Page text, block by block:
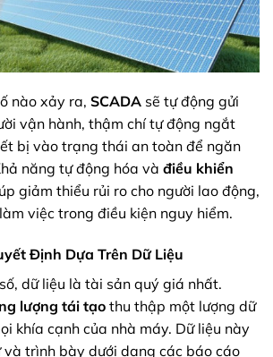
nào xảy ra, SCADA sẽ tự động gửi
vận hành, thậm chí tự động ngắt
bị vào trạng thái an toàn để ngăn
năng tự động hóa và điều khiển
giảm thiểu rủi ro cho người lao động,
việc trong điều kiện nguy hiểm.
Định Dựa Trên Dữ Liệu
dữ liệu là tài sản quý giá nhất.
lượng tái tạo thu thập một lượng dữ
khía cạnh của nhà máy. Dữ liệu này
và trình bày dưới dạng các báo cáo